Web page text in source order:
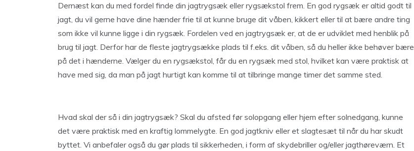
Dernæst kan du med fordel finde din jagtrygsæk eller rygsækstol frem. En god rygsæk er altid godt til
jagt, du vil gerne have dine hænder frie til at kunne bruge dit våben, kikkert eller til at bære andre ting
som ikke vil kunne ligge i din rygsæk. Fordelen ved en jagtrygsæk er, at de er udviklet med henblik på
brug til jagt. Derfor har de fleste jagtrygsække plads til f.eks. dit våben, så du heller ikke behøver bære
på det i hænderne. Vælger du en rygsækstol, får du en rygsæk med stol, hvilket kan være praktisk at
have med sig, da man på jagt hurtigt kan komme til at tilbringe mange timer det samme sted.
Hvad skal der så i din jagtrygsæk? Skal du afsted før solopgang eller hjem efter solnedgang, kunne
det være praktisk med en kraftig lommelygte. En god jagtkniv eller et slagtesæt til når du har skudt
byttet. Vi anbefaler også du gør plads til sikkerheden, i form af skydebriller og/eller jagthøreværn. Et